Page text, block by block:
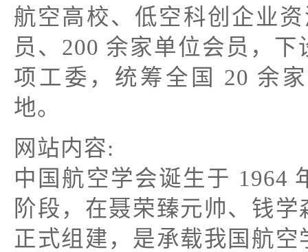
航空高校、低空科创企业
员、200 余家单位会员，
项工委，统筹全国 20 余
地。
网站内容:
中国航空学会诞生于 1964
阶段，在聂荣臻元帅、钱
正式组建，是承载我国航